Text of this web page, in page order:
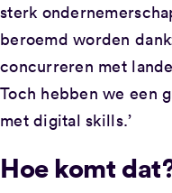
sterk
beroemd worden
concurreren met
Toch hebben we een
met digital skills.’
Hoe komt